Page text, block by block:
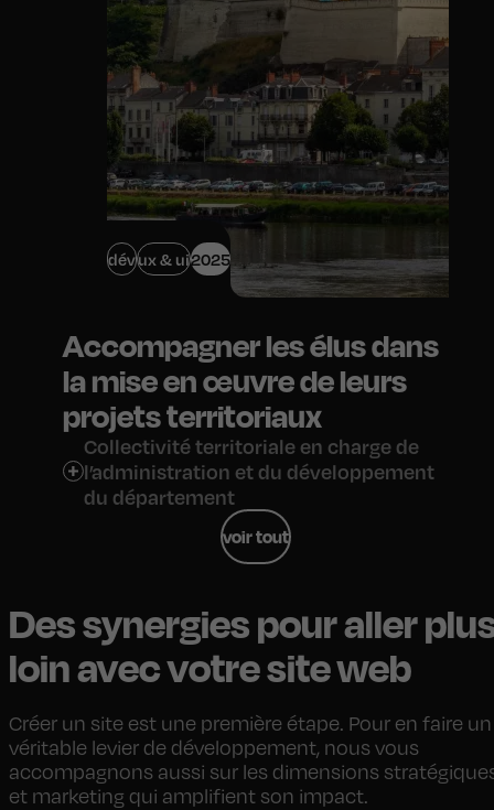
dévux & ui2025
Accompagner les élus dans
la mise en œuvre de leurs
projets territoriaux
Collectivité territoriale en charge de
l’administration et du développement
du département
voir tout
Des synergies pour aller
loin avec votre site web
Créer un site est une première étape. Pour en faire un
véritable levier de développement, nous vous
accompagnons aussi sur les dimensions
et marketing qui amplifient son impact.